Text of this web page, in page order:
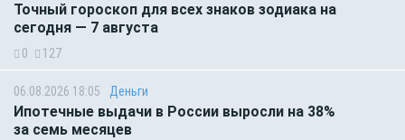
Точный гороскоп для всех знаков зодиака на
сегодня — 7 августа
0 127
06.08.2026 18:05 Деньги
Ипотечные выдачи в России выросли на 38%
за семь месяцев